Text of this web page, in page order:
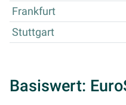
Frankfurt
Stuttgart
Basiswert: